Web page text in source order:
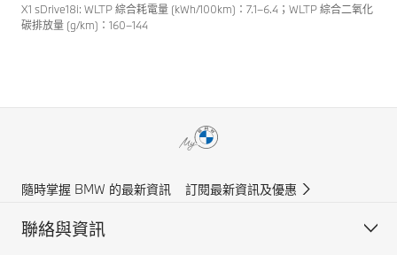
X1 sDrive18i: WLTP 綜合耗電量 (kWh/100km)：7.1–6.4；WLTP 綜合二氧化
碳排放量 (g/km)：160–144
隨時掌握 BMW 的最新資訊 訂閱最新資訊及優惠
聯絡與資訊